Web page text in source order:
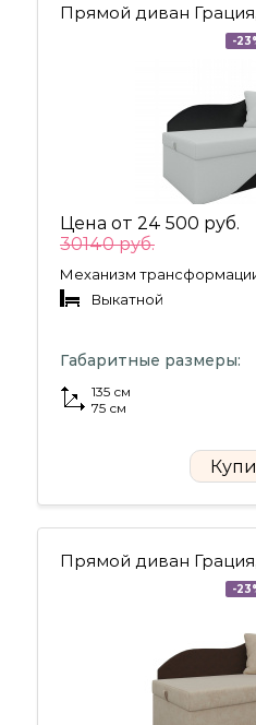
Прямой диван
-
Цена от 24 500 руб.
30140 руб.
Механизм
Выкатной
Габаритные размеры:
135 см
75 см
Прямой диван
-